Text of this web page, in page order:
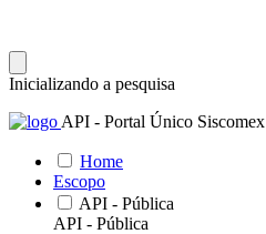
Inicializando a pesquisa
API - Portal Único Siscomex
Home
Escopo
API - Pública
API - Pública